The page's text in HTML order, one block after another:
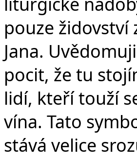
pouze židovství
Jana.
pocit, že tu
lidí, kteří touží
vína. Tato
stává velice